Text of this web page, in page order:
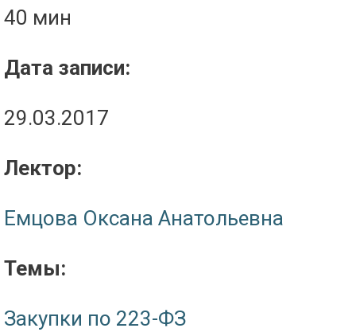
40 мин
Дата записи:
29.03.2017
Лектор:
Емцова Оксана Анатольевна
Темы:
Закупки по 223-ФЗ